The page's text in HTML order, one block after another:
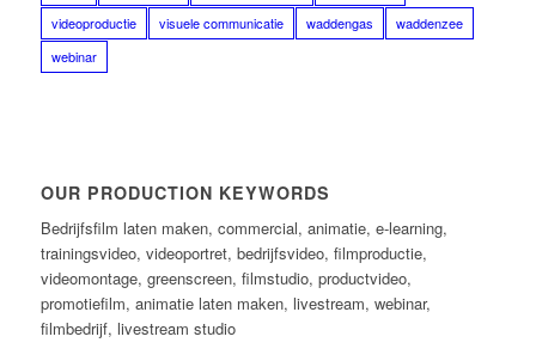
videoproductie
visuele communicatie waddengas
waddenzee
webinar
OUR PRODUCTION KEYWORDS
Bedrijfsfilm laten maken, commercial, animatie, e-learning,
trainingsvideo, videoportret, bedrijfsvideo, filmproductie,
videomontage, greenscreen, filmstudio, productvideo,
promotiefilm, animatie laten maken, livestream, webinar,
filmbedrijf, livestream studio